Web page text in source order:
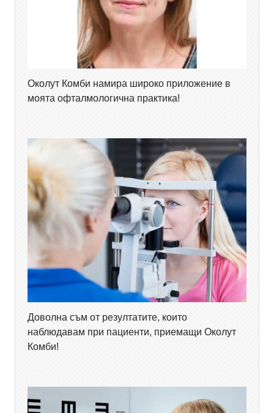
Околут Комби намира широко приложение в
моята офталмологична практика!
Доволна съм от резултатите, които
наблюдавам при пациенти, приемащи Околут
Комби!